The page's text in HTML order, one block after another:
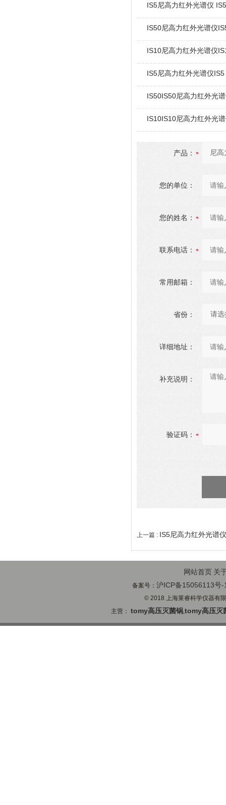
IS5尼高力红外光谱仪 IS5
IS50尼高力红外光谱仪
IS10尼高力红外光谱仪
IS5尼高力红外光谱仪IS5
IS50IS50尼高力红外光
IS10IS10尼高力红外光
产品：
您的单位：
您的姓名：
联系电话：
常用邮箱：
省份：
详细地址：
补充说明：
验证码：
上一篇 : IS5尼高力红外光谱
网站首页 关
备案号：沪ICP备15056113号-
© 2018 上海莱睿科学仪器有
主营：tomy高压灭菌锅,tomy高压灭